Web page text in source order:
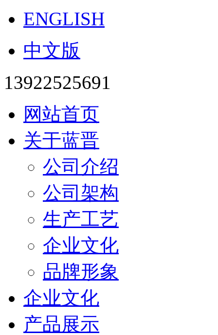
ENGLISH
中文版
13922525691
网站首页
关于蓝晋
公司介绍
公司架构
生产工艺
企业文化
品牌形象
企业文化
产品展示